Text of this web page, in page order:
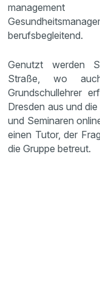
berufsbegleitend.
Genutzt werden
Straße, wo
Grundschullehrer
Dresden aus und
und Seminaren
einen Tutor, der
die Gruppe betreut.